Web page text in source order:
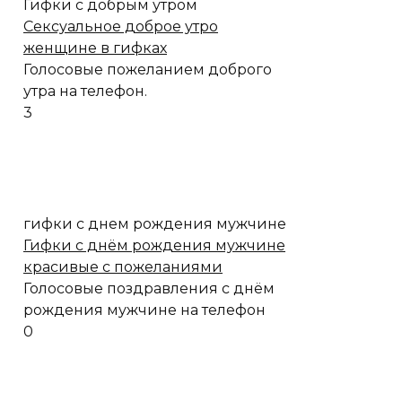
Гифки с добрым утром
Сексуальное доброе утро
женщине в гифках
Голосовые пожеланием доброго
утра на телефон.
3
гифки с днем рождения мужчине
Гифки с днём рождения мужчине
красивые с пожеланиями
Голосовые поздравления с днём
рождения мужчине на телефон
0